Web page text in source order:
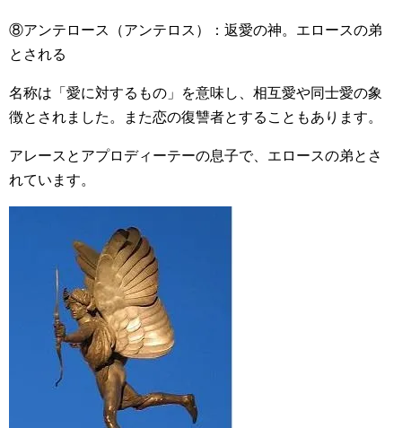
⑧アンテロース（アンテロス）：返愛の神。エロースの弟
とされる
名称は「愛に対するもの」を意味し、相互愛や同士愛の象
徴とされました。また恋の復讐者とすることもあります。
アレースとアプロディーテーの息子で、エロースの弟とさ
れています。